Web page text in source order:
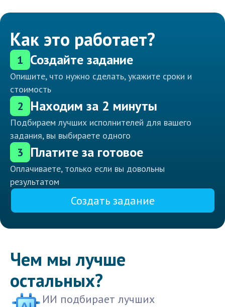
Как это работает?
1 Создайте задание
Опишите, что нужно сделать, укажите сроки и
стоимость
2 Находим за 2 минуты
Подбираем лучших исполнителей для вашего
задания, вы выбираете одного
3 Платите за готовое
Оплачиваете, только если вы довольны
результатом
Создать задание
Чем мы лучше
остальных?
ИИ подбирает лучших